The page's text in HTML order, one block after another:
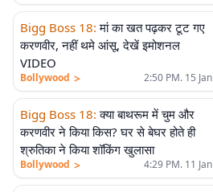
Bigg Boss 18: मां का खत पढ़कर टूट गए
करणवीर, नहीं थमे आंसू, देखें इमोशनल
VIDEO
Bollywood > 2:50 PM. 15 Jan
Bigg Boss 18: क्या बाथरूम में चुम और
करणवीर ने किया किस? घर से बेघर होते ही
श्रुतिका ने किया शॉकिंग खुलासा
Bollywood > 4:29 PM. 11 Jan